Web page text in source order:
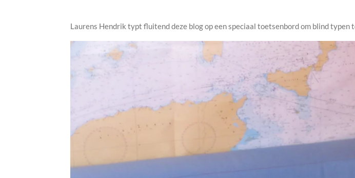
Laurens Hendrik typt fluitend deze blog op een speciaal toetsenbord om blind